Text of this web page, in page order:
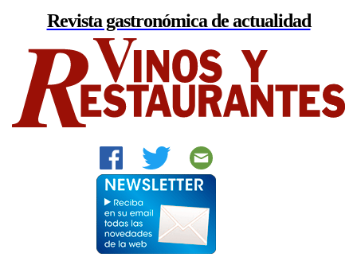
Revista gastronómica de actualidad